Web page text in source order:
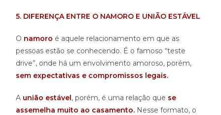
5. DIFERENÇA ENTRE O NAMORO E UNIÃO ESTÁVEL
O namoro é aquele relacionamento em que as
pessoas estão se conhecendo. É o famoso “teste
drive”, onde há um envolvimento amoroso, porém,
sem expectativas e compromissos legais.
A união estável, porém, é uma relação que se
assemelha muito ao casamento. Nesse formato, o